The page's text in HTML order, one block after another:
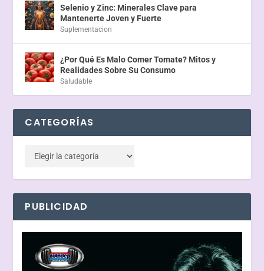
Selenio y Zinc: Minerales Clave para
Mantenerte Joven y Fuerte
Suplementacion
¿Por Qué Es Malo Comer Tomate? Mitos y
Realidades Sobre Su Consumo
Saludable
CATEGORÍAS
PUBLICIDAD